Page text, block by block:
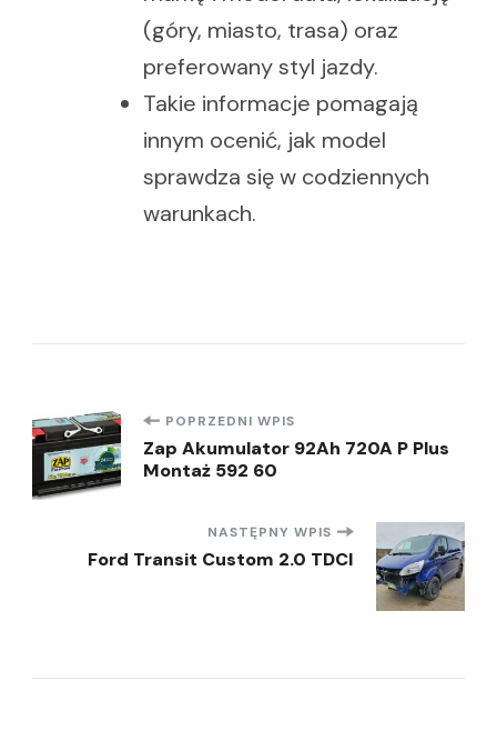
(góry, miasto, trasa) oraz
preferowany styl jazdy.
Takie informacje pomagają
innym ocenić, jak model
sprawdza się w codziennych
warunkach.
Nawigacja
wpisu
POPRZEDNI WPIS
Zap Akumulator 92Ah 720A P Plus
Montaż 592 60
NASTĘPNY WPIS
Ford Transit Custom 2.0 TDCI